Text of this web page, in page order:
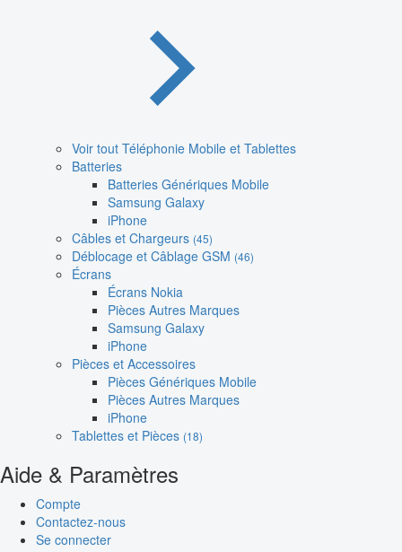
Voir tout Téléphonie Mobile et Tablettes
Batteries
Batteries Génériques Mobile
Samsung Galaxy
iPhone
Câbles et Chargeurs (45)
Déblocage et Câblage GSM (46)
Écrans
Écrans Nokia
Pièces Autres Marques
Samsung Galaxy
iPhone
Pièces et Accessoires
Pièces Génériques Mobile
Pièces Autres Marques
iPhone
Tablettes et Pièces (18)
Aide & Paramètres
Compte
Contactez-nous
Se connecter